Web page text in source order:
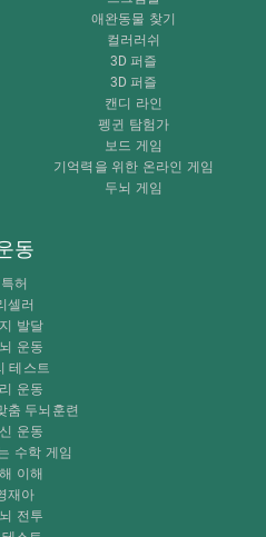
애완동물 찾기
컬러러쉬
3D 퍼즐
3D 퍼즐
캔디 라인
펭귄 탐험가
보드 게임
기억력을 위한 온라인 게임
두뇌 게임
동
특허
셀러
발달
운동
테스트
운동
춤 두뇌훈련
운동
수학 게임
이해
재아
전투